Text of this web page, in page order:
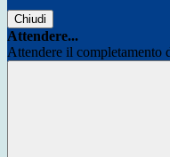
Chiudi
Attendere...
Attendere il completamento